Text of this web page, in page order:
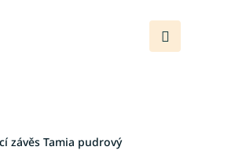
závěs Tamia pudrový
Další
produkt